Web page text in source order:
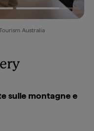
Australia
sulle montagne e